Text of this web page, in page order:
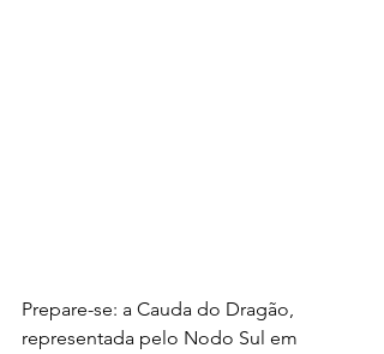
Prepare-se: a Cauda do Dragão,
representada pelo Nodo Sul em